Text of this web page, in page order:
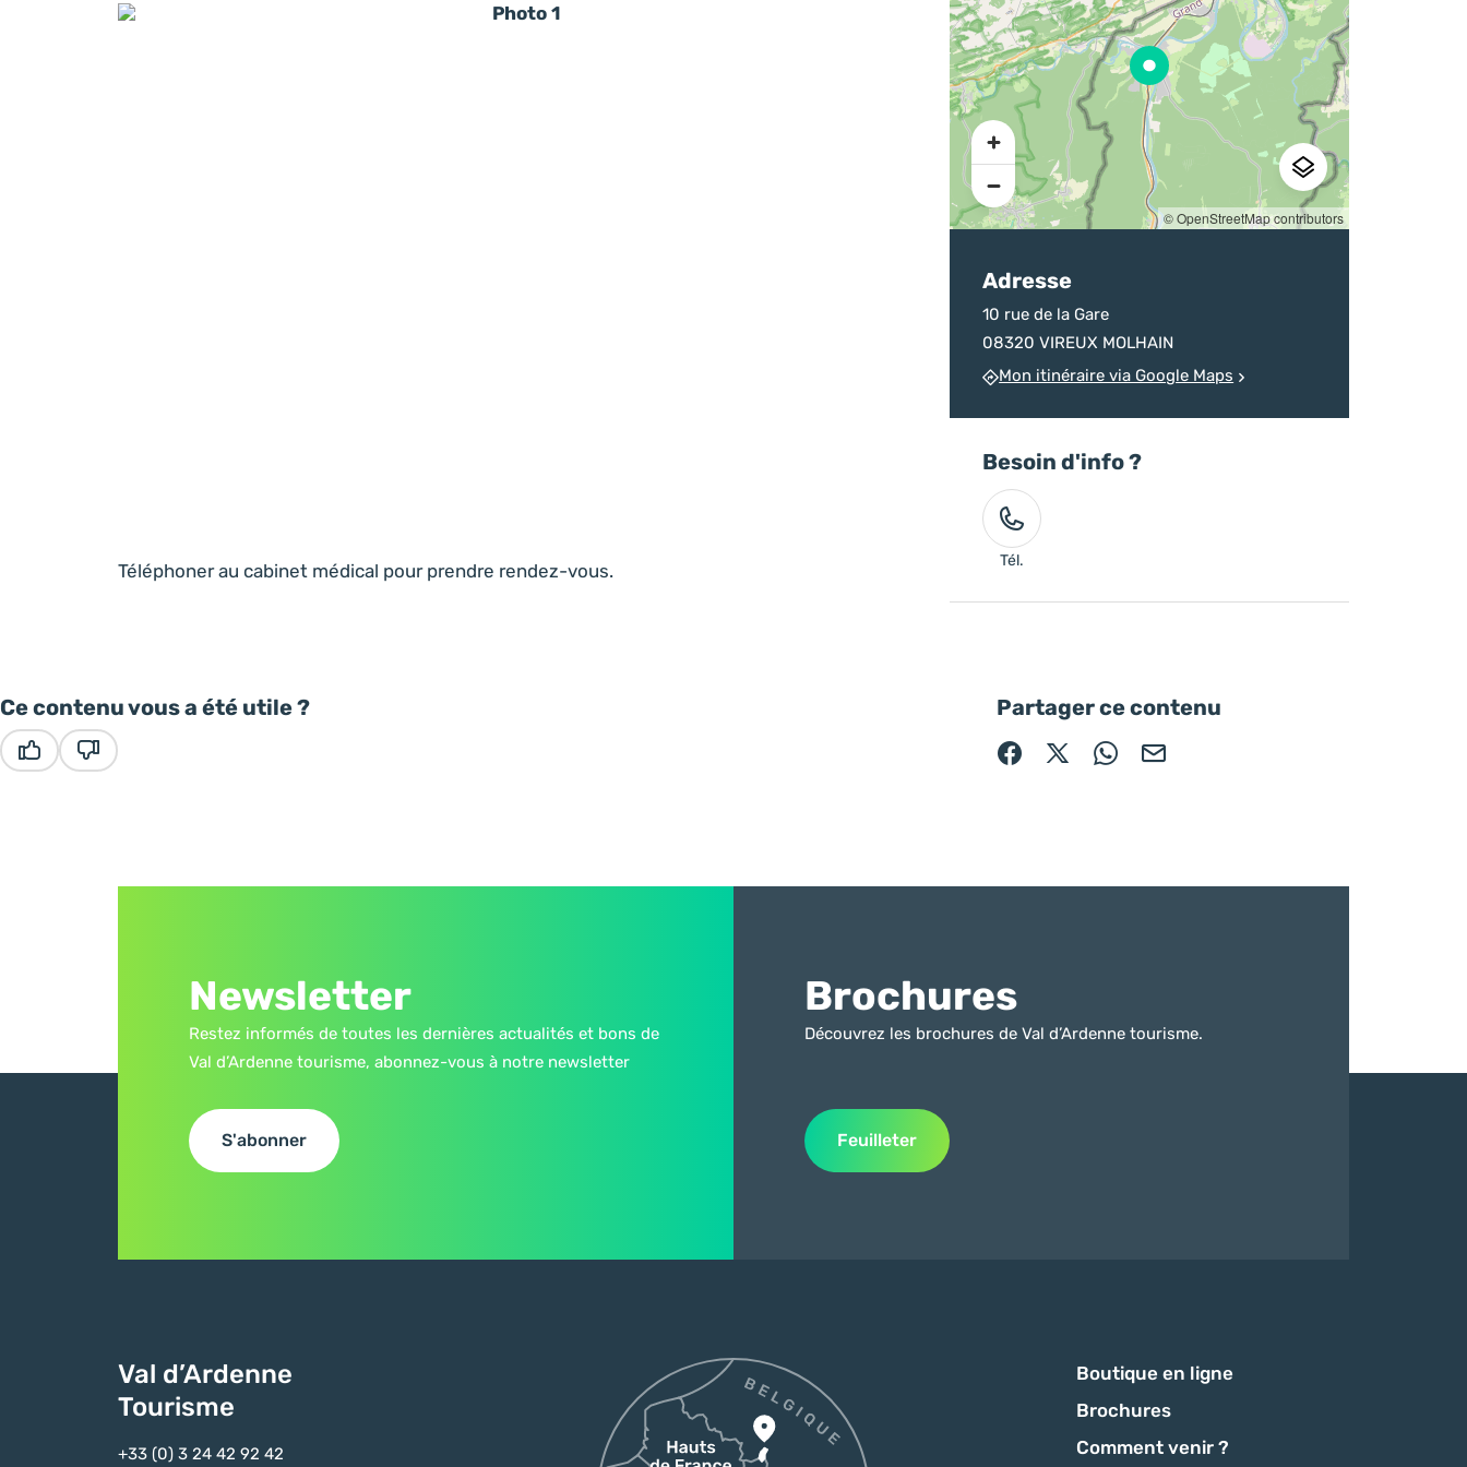
sur la destination
Ardenne
d’un homicide
devenu monument
Pratique
chineurs
Photo 1
Téléphoner au cabinet médical pour prendre rendez-vous.
© OpenStreetMap contributors
Adresse
10 rue de la Gare
08320 VIREUX MOLHAIN
Mon itinéraire via Google Maps
Besoin d'info ?
Tél.
Ce contenu vous a été utile ? Partager ce contenu
Partager sur Facebook (nouvelle fenêtre)
Partager sur X / Twitter (nouvelle fenêtre)
Partager sur WhatsApp
Partager par mail
Newsletter
Restez informés de toutes les dernières actualités et bons de
Val d’Ardenne tourisme, abonnez-vous à notre newsletter
S'abonner
Brochures
Découvrez les brochures de Val d’Ardenne tourisme.
Feuilleter
Val d’Ardenne
Tourisme
+33 (0) 3 24 42 92 42
Boutique en ligne
Brochures
Comment venir ?